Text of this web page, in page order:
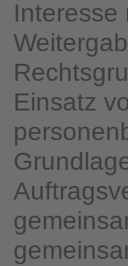
Interesse
Einsatz